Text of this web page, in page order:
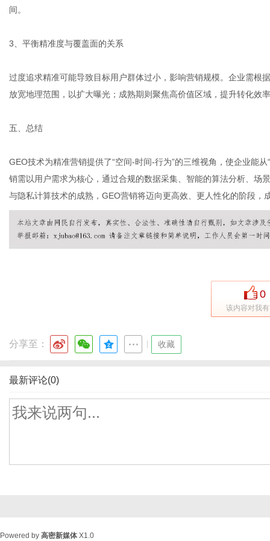
间。
3、平衡精准度与覆盖面的关系
过度追求精准可能导致目标用户群体过小，影响营销规模。企业需根
放宽地理范围，以扩大曝光；成熟期则聚焦高价值区域，提升转化效
五、总结
GEO技术为精准营销提供了“空间-时间-行为”的三维视角，使企业能
销需以用户需求为核心，通过合规的数据采集、智能的算法分析、场
与隐私计算技术的成熟，GEO营销将迈向更高效、更人性化的阶段，
0
该内容对我
分享至： 收藏
最新评论(0)
Powered by 高密新媒体 X1.0